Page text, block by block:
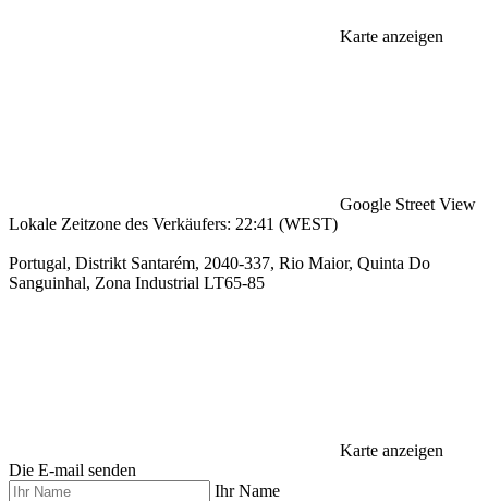
Karte anzeigen
Google Street View
Lokale Zeitzone des Verkäufers: 22:41 (WEST)
Portugal, Distrikt Santarém, 2040-337, Rio Maior, Quinta Do
Sanguinhal, Zona Industrial LT65-85
Karte anzeigen
Die E-mail senden
Ihr Name